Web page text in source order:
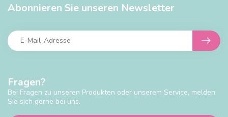
Fragen?
Bei Fragen zu unseren Produkten oder unserem Service, melden
Sie sich gerne bei uns.
Abonnieren Sie unseren Newsletter